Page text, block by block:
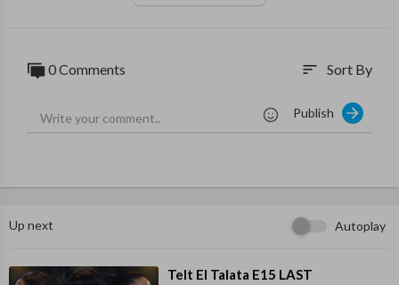
0 Comments sort Sort By
Publish
Up next Autoplay
⁣Telt El Talata E15 LAST